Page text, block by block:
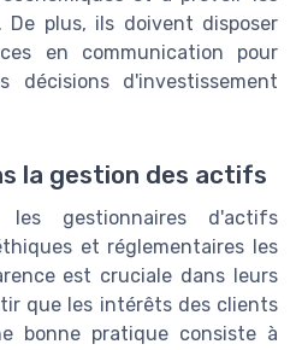
plus, ils doivent disposer
en communication pour
décisions d'investissement
la gestion des actifs
gestionnaires d'actifs
et réglementaires les
est cruciale dans leurs
que les intérêts des clients
bonne pratique consiste à